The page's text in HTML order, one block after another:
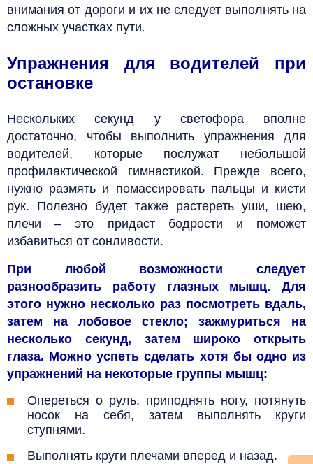
внимания от дороги и их не следует выполнять на
сложных участках пути.
Упражнения для водителей при
остановке
Нескольких секунд у светофора вполне
достаточно, чтобы выполнить упражнения для
водителей, которые послужат небольшой
профилактической гимнастикой. Прежде всего,
нужно размять и помассировать пальцы и кисти
рук. Полезно будет также растереть уши, шею,
плечи – это придаст бодрости и поможет
избавиться от сонливости.
При любой возможности следует
разнообразить работу глазных мышц. Для
этого нужно несколько раз посмотреть вдаль,
затем на лобовое стекло; зажмуриться на
несколько секунд, затем широко открыть
глаза. Можно успеть сделать хотя бы одно из
упражнений на некоторые группы мышц:
Опереться о руль, приподнять ногу, потянуть
носок на себя, затем выполнять круги
ступнями.
Выполнять круги плечами вперед и назад.